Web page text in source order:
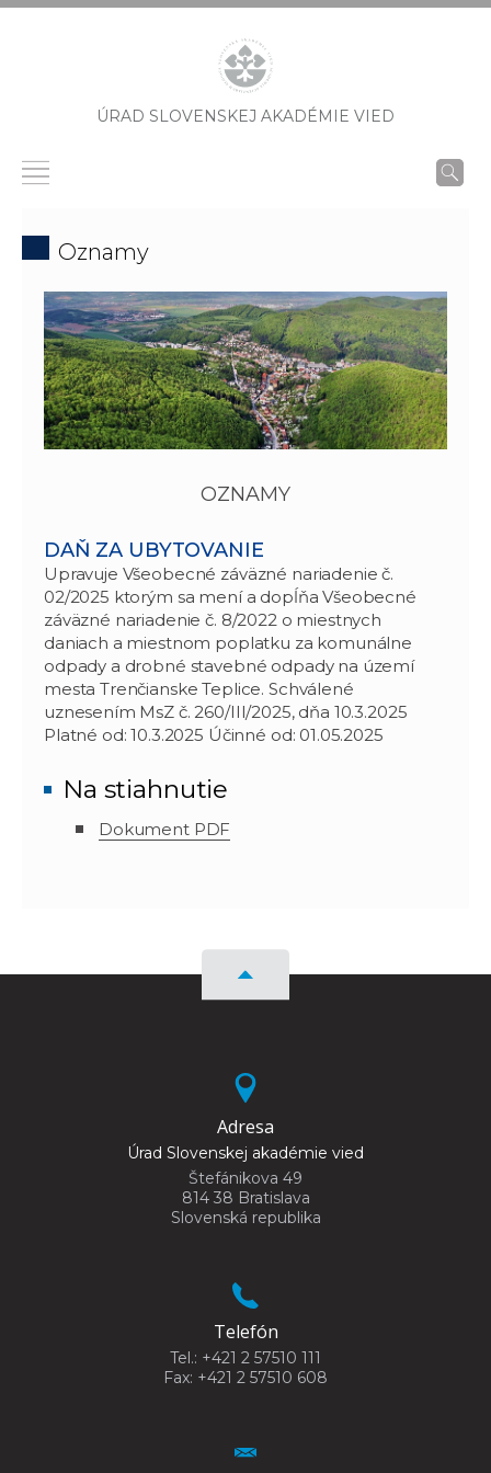
ÚRAD SLOVENSKEJ AKADÉMIE VIED
Oznamy
OZNAMY
DAŇ ZA UBYTOVANIE
Upravuje Všeobecné záväzné nariadenie č.
02/2025 ktorým sa mení a dopĺňa Všeobecné
záväzné nariadenie č. 8/2022 o miestnych
daniach a miestnom poplatku za komunálne
odpady a drobné stavebné odpady na území
mesta Trenčianske Teplice. Schválené
uznesením MsZ č. 260/III/2025, dňa 10.3.2025
Platné od: 10.3.2025 Účinné od: 01.05.2025
Na stiahnutie
Dokument PDF
Adresa
Úrad Slovenskej akadémie vied
Štefánikova 49
814 38 Bratislava
Slovenská republika
Telefón
Tel.: +421 2 57510 111
Fax: +421 2 57510 608